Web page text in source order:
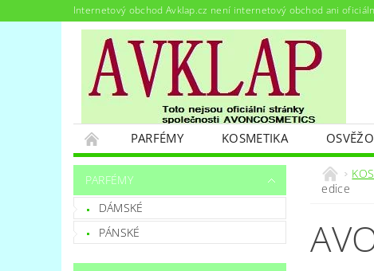
Internetový obchod Avklap.cz není internetový obchod ani
PARFÉMY KOSMETIKA
PODMÍNKY OCHRANY OSOBNÍCH ÚDAJŮ
PARFÉMY
DÁMSKÉ
PÁNSKÉ
edice